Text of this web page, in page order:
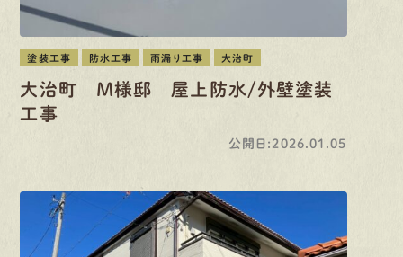
塗装工事 防水工事 雨漏り工事 大治町
大治町 M様邸 屋上防水/外壁塗装
工事
公開日:2026.01.05